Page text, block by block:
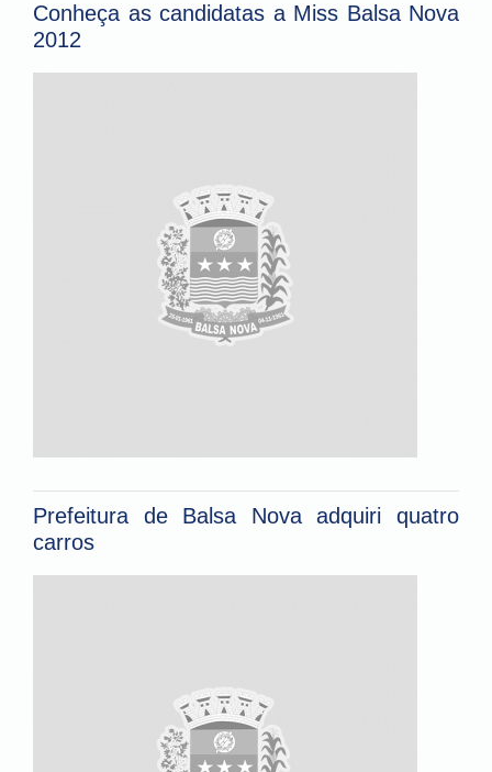
Conheça as candidatas a Miss Balsa Nova
2012
Prefeitura de Balsa Nova adquiri quatro
carros